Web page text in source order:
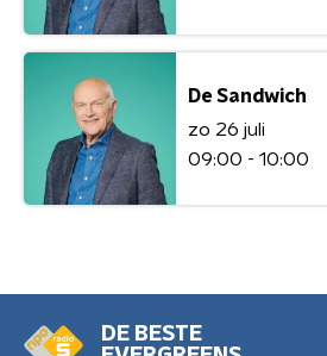
De Sandwich
zo 26 juli
09:00 - 10:00
DE BESTE